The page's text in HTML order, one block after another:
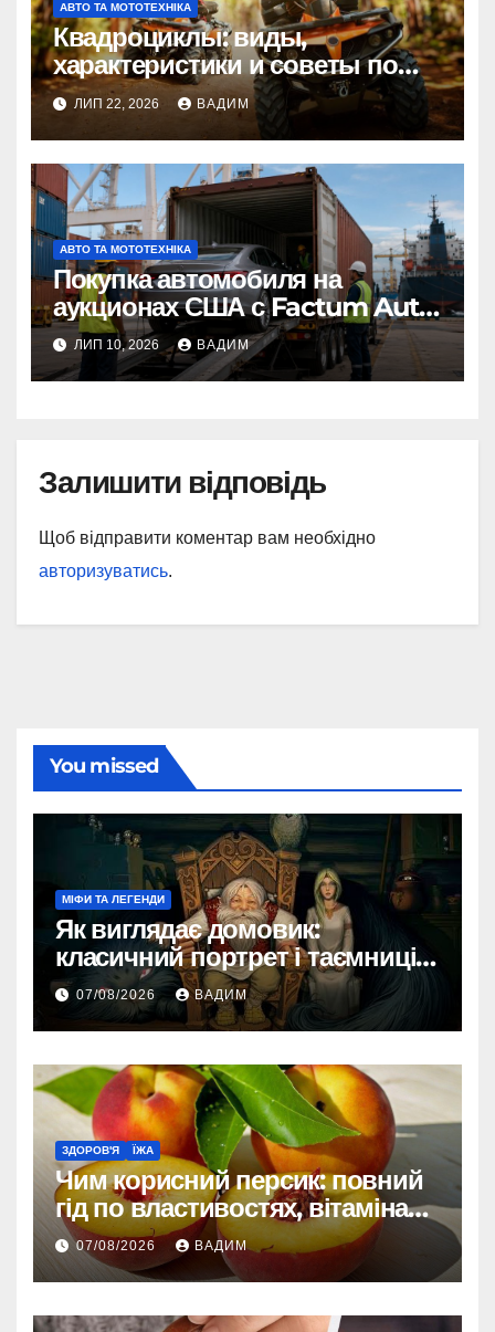
АВТО ТА МОТОТЕХНІКА
Квадроциклы: виды,
характеристики и советы по
выбору
ЛИП 22, 2026 ВАДИМ
АВТО ТА МОТОТЕХНІКА
Покупка автомобиля на
аукционах США с Factum Auto
– от выбора до готовой
машины
ЛИП 10, 2026 ВАДИМ
Залишити відповідь
Щоб відправити коментар вам необхідно
авторизуватись.
You missed
МІФИ ТА ЛЕГЕНДИ
Як виглядає домовик:
класичний портрет і таємниці
зовнішності
07/08/2026 ВАДИМ
ЗДОРОВ'Я ЇЖА
Чим корисний персик: повний
гід по властивостях, вітамінах і
впливі на організм
07/08/2026 ВАДИМ